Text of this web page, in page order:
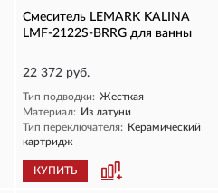
Смеситель LEMARK KALINA
LMF-2122S-BRRG для ванны
22 372 руб.
Тип подводки: Жесткая
Материал: Из латуни
Тип переключателя: Керамический
картридж
КУПИТЬ